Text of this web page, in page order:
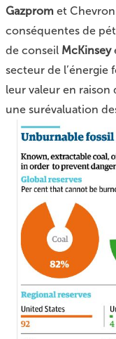
Gazprom et
conséquentes de
de conseil McKinsey
secteur de l’énergie
leur valeur en raison
une surévaluation